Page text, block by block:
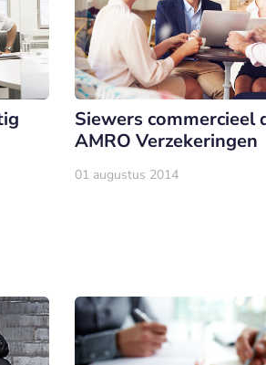
Siewers commercieel
AMRO Verzekeringen
01 augustus 2014